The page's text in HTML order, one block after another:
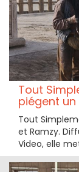
Tout
piégent un
Tout
et Ramzy.
Video, elle